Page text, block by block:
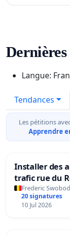
Langue:
Tendances
Les pétitions
Apprendre
Installer des
trafic rue du
Frederic
20 signatures
10 Jul 2026